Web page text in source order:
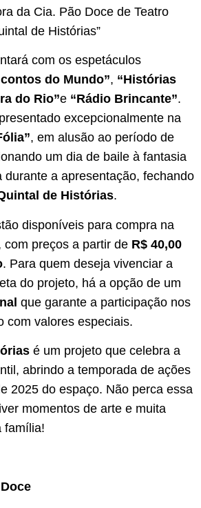
da Cia. Pão Doce de Teatro
de Histórias”
com os espetáculos
do Mundo”, “Histórias
do Rio”e “Rádio Brincante”.
excepcionalmente na
ó lia”, em alusão ao período de
um dia de baile à fantasia
durante a apresentação, fechando
de Histórias.
disponíveis para compra na
com preços a partir de R$ 40,00
. Para quem deseja vivenciar a
do projeto, há a opção de um
que garante a participação nos
com valores especiais.
órias é um projeto que celebra a
abrindo a temporada de ações
2025 do espaço. Não perca essa
momentos de arte e muita
família!